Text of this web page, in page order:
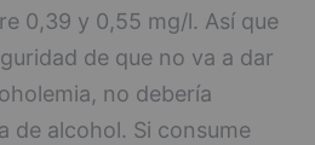
0,39 y 0,55 mg/l. Así que
de que no va a dar
no debería
de alcohol. Si consume